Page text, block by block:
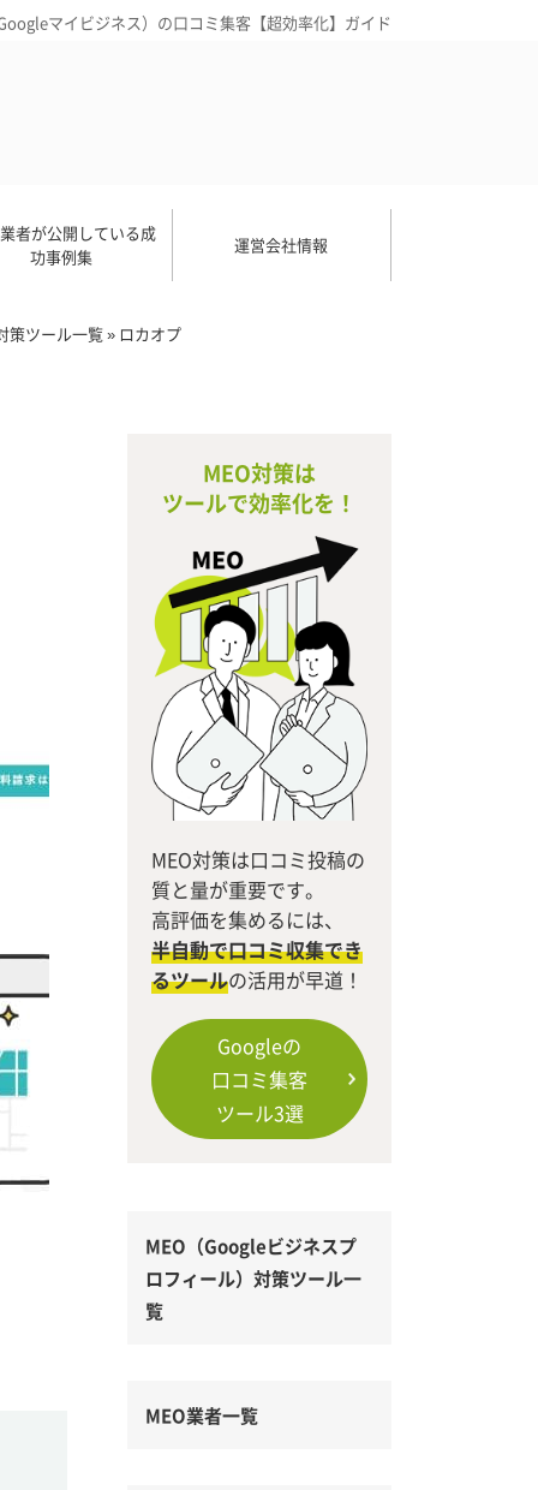
マイビジネス）の口コミ集客【超効率化】ガイド
者が公開している成
功事例集
運営会社情報
策ツール一覧» ロカオプ
MEO対策は
ツールで効率化を！
MEO対策は口コミ投稿の
質と量が重要です。
高評価を集めるには、
半自動で口コミ収集でき
るツールの活用が早道！
Googleの
口コミ集客
ツール3選
MEO（Googleビジネスプ
ロフィール）対策ツール一
覧
MEO業者一覧